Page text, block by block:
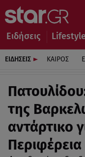
Ειδήσεις Lifestyle
ΕΙΔΗΣΕΙΣ ΚΑΙΡΟΣ
της
αντάρτικο
Περιφέρεια